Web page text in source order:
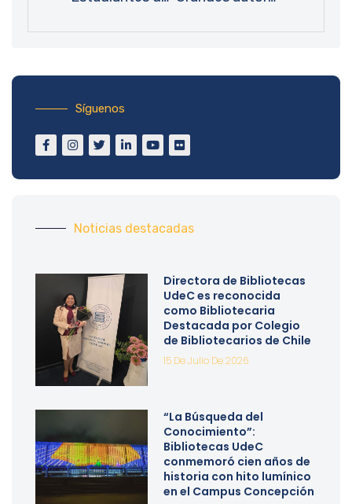
Síguenos
Noticias destacadas
Directora de Bibliotecas
UdeC es reconocida
como Bibliotecaria
Destacada por Colegio
de Bibliotecarios de Chile
15 De Julio De 2026
“La Búsqueda del
Conocimiento”:
Bibliotecas UdeC
conmemoró cien años de
historia con hito lumínico
en el Campus Concepción